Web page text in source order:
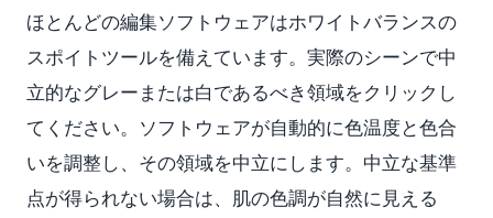
ほとんどの編集ソフトウェアはホワイトバランスの
スポイトツールを備えています。実際のシーンで中
立的なグレーまたは白であるべき領域をクリックし
てください。ソフトウェアが自動的に色温度と色合
いを調整し、その領域を中立にします。中立な基準
点が得られない場合は、肌の色調が自然に見える